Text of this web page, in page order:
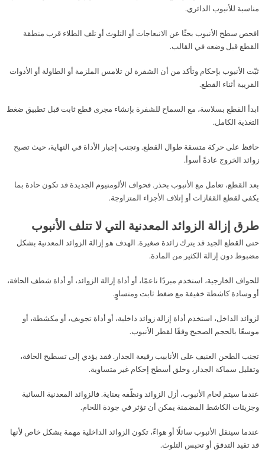
مناسبة للأنبوب الدائري.
افحص سطح الأنبوب بحثًا عن الانبعاجات أو التلوث أو تلف الطلاء قرب منطقة
القطع قبل وضعه في القالب.
ثبّت الأنبوب بإحكام وتأكد من أن الشفرة لن تلامس الملزمة أو الطاولة أو الأدوات
القريبة أثناء القطع.
ابدأ القطع بسلاسة، مع السماح للشفرة بإنشاء مجرى قطع ثابت قبل تطبيق ضغط
التغذية الكامل.
حافظ على حركة متسقة طوال القطع. وتجنب إجبار الأداة في النهاية، حيث تصبح
زوائد الخروج عادةً أسوأ.
بعد القطع، تعامل مع الأنبوب بحذر. فحواف الألومنيوم الجديدة قد تكون حادة بما
يكفي لقطع القفازات أو إتلاف الأجزاء المتزاوجة.
طرق إزالة الزوائد المعدنية التي لا تتلف الأنبوب
حتى القطع الجيد قد يترك زائدة صغيرة. الهدف هو إزالة الزوائد المعدنية بشكل
مضبوط دون إزالة الكثير من المادة.
للحواف الخارجية، استخدم مبردًا ناعمًا، أو أداة إزالة الزوائد، أو أداة شطف الحافة،
أو وسادة كاشطة خفيفة مع ضغط ثابت ومتساوٍ.
لزوائد الداخل، استخدم أداة إزالة زوائد داخلية، أو أداة تجويف، أو مكشطة، أو
موسعًا بالحجم الصحيح وفقًا لقطر الأنبوب.
تجنب الطحن العنيف على الأنابيب رفيعة الجدار. فقد يؤدي إلى تسطيح الحافة،
وتقليل سماكة الجدار، وخلق أسطح إحكام غير متساوية.
عندما سيتم لحام الأنبوب، أزل الزوائد ونظّفه بعناية. فالزوائد المعدنية السائبة
وجزيئات الكاشط المضمنة يمكن أن تؤثر في جودة اللحام.
عندما سينقل الأنبوب سائلًا أو هواءً، تكون الزوائد الداخلية مهمة بشكل خاص لأنها
قد تقيد التدفق أو تحبس التلوث.